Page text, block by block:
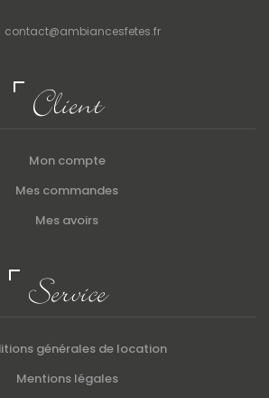
contact@ambiancesfetes.fr
Client
Mon compte
Mes commandes
Mes avoirs
Service
générales de location
Mentions légales